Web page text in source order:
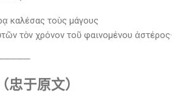
καλέσας τοὺς μάγους
τὸν χρόνον τοῦ φαινομένου ἀστέρος·
忠于原文）